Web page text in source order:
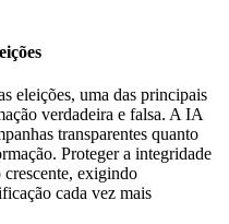
eleições, uma das principais
verdadeira e falsa. A IA
transparentes quanto
Proteger a integridade
crescente, exigindo
cada vez mais